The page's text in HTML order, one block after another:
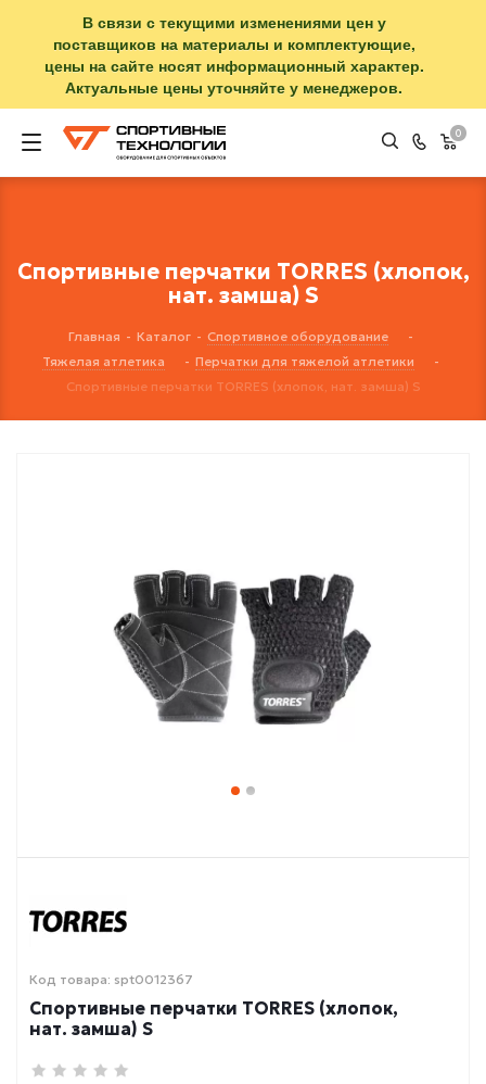
В связи с текущими изменениями цен у
поставщиков на материалы и комплектующие,
цены на сайте носят информационный характер.
Актуальные цены уточняйте у менеджеров.
0
Спортивные перчатки TORRES (хлопок,
нат. замша) S
Главная - Каталог - Спортивное оборудование
-
Тяжелая атлетика
- Перчатки для тяжелой атлетики
-
Спортивные перчатки TORRES (хлопок, нат. замша) S
Код товара: spt0012367
Спортивные перчатки TORRES (хлопок,
нат. замша) S